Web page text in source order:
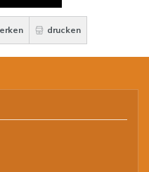
drucken